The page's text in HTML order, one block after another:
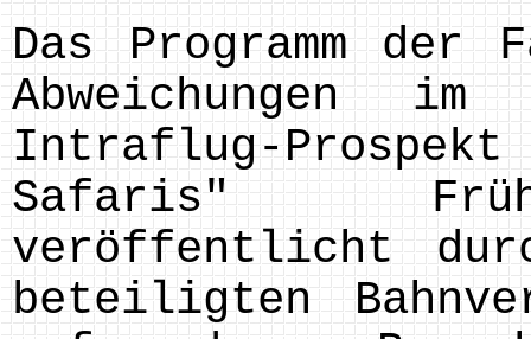
Das Programm
Abweichungen
Intraflug-
Safaris"
veröffentlicht
beteiligten